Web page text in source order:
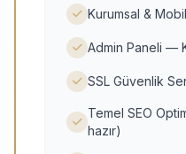
Kurumsal &
Admin Paneli —
SSL Güvenlik
Temel SEO
hazır)